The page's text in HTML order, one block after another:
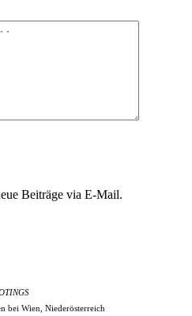
Beiträge via E-Mail.
bei Wien, Niederösterreich